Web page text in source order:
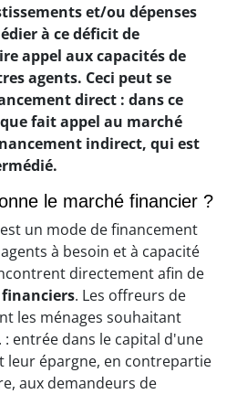
et/ou dépenses
à ce déficit de
appel aux capacités de
agents. Ceci peut se
direct : dans ce
fait appel au marché
indirect, qui est
le marché financier ?
un mode de financement
à besoin et à capacité
directement afin de
. Les offreurs de
les ménages souhaitant
entrée dans le capital d'une
leur épargne, en contrepartie
aux demandeurs de